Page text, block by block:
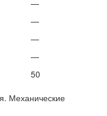
—
—
—
—
50
Механические